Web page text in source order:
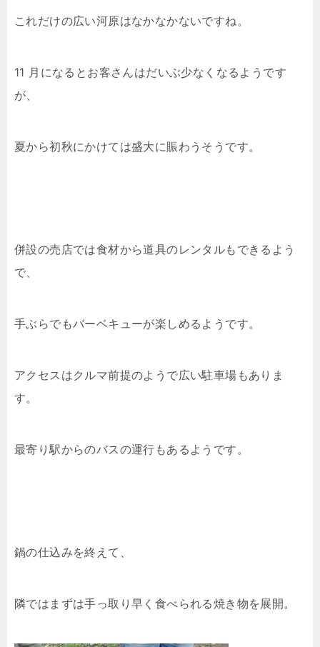
これだけの広い河原はなかなかないですね。
11 月になるとお客さんはだいぶ少なくなるようです
が、
夏から初秋にかけては盛大に賑わうそうです。
併設の売店では食材から道具のレンタルもできるよう
で、
手ぶらでもバーベキューが楽しめるようです。
アクセスはクルマ前提のようで広い駐車場もありま
す。
最寄り駅からのバスの運行もあるようです。
鍋の仕込みを終えて、
隣ではまずは手っ取り早く食べられる焼き物を展開。